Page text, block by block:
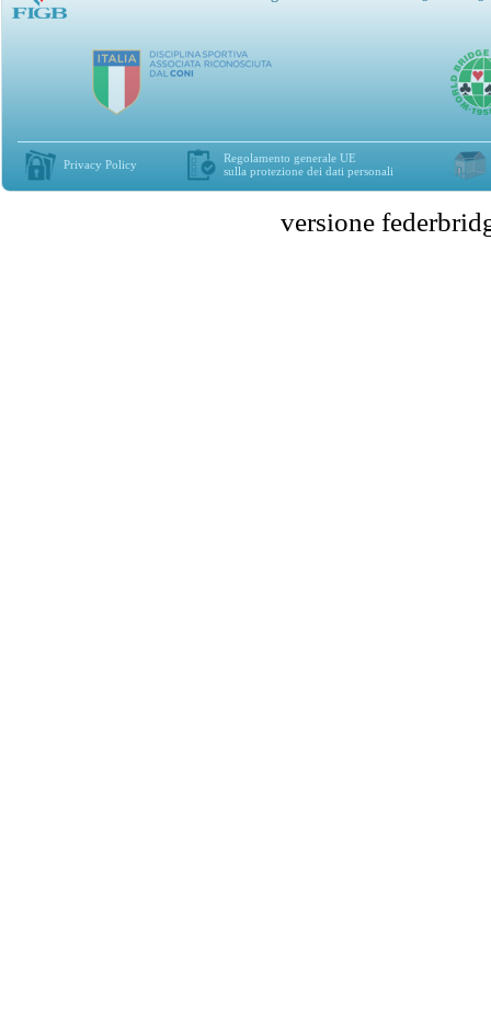
Privacy Policy
Regolamento generale UE
sulla protezione dei dati personali
versione